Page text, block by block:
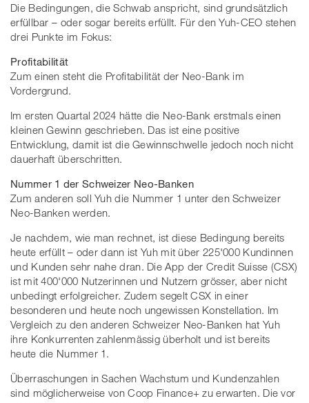
Die Bedingungen, die Schwab anspricht, sind grundsätzlich
erfüllbar – oder sogar bereits erfüllt. Für den Yuh-CEO stehen
drei Punkte im Fokus:
Profitabilität
Zum einen steht die Profitabilität der Neo-Bank im
Vordergrund.
Im ersten Quartal 2024 hätte die Neo-Bank erstmals einen
kleinen Gewinn geschrieben. Das ist eine positive
Entwicklung, damit ist die Gewinnschwelle jedoch noch nicht
dauerhaft überschritten.
Nummer 1 der Schweizer Neo-Banken
Zum anderen soll Yuh die Nummer 1 unter den Schweizer
Neo-Banken werden.
Je nachdem, wie man rechnet, ist diese Bedingung bereits
heute erfüllt – oder dann ist Yuh mit über 225'000 Kundinnen
und Kunden sehr nahe dran. Die App der Credit Suisse (CSX)
ist mit 400'000 Nutzerinnen und Nutzern grösser, aber nicht
unbedingt erfolgreicher. Zudem segelt CSX in einer
besonderen und heute noch ungewissen Konstellation. Im
Vergleich zu den anderen Schweizer Neo-Banken hat Yuh
ihre Konkurrenten zahlenmässig überholt und ist bereits
heute die Nummer 1.
Überraschungen in Sachen Wachstum und Kundenzahlen
sind möglicherweise von Coop Finance+ zu erwarten. Die vor